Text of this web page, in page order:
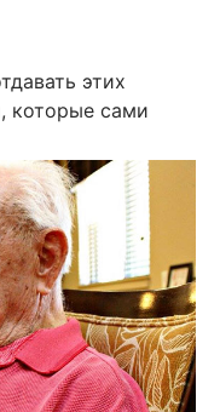
этих
которые сами